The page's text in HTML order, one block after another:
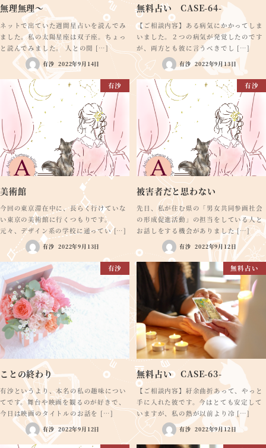
無理無理～
ネットで出ていた週間星占いを読んでみ
ました。私の太陽星座は双子座。ちょっ
と読んでみました。 人との関 […]
有沙 2022年9月14日
無料占い CASE-64-
【ご相談内容】ある病気にかかってしま
いました。２つの病気が発覚したのです
が、両方とも彼に言うべきでし […]
有沙 2022年9月13日
有沙
美術館
今回の東京滞在中に、長らく行けていな
い東京の美術館に行くつもりです。
元々、デザイン系の学校に通ってい […]
有沙 2022年9月13日
有沙
被害者だと思わない
先日、私が住む県の「男女共同参画社会
の形成促進活動」の担当をしている人と
お話しをする機会がありました […]
有沙 2022年9月12日
有沙
ことの終わり
有沙というより、本名の私の趣味につい
てです。舞台や映画を観るのが好きで、
今日は映画のタイトルのお話を […]
有沙 2022年9月12日
無料占い
無料占い CASE-63-
【ご相談内容】紆余曲折あって、やっと
手に入れた彼です。今はとても安定して
いますが、私の熱が以前より冷 […]
有沙 2022年9月12日